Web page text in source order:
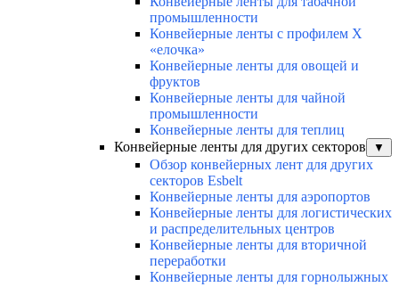
промышленности
Конвейерные ленты с профилем Х
«елочка»
Конвейерные ленты для овощей и
фруктов
Конвейерные ленты для чайной
промышленности
Конвейерные ленты для теплиц
Конвейерные ленты для других секторов
▼
Обзор конвейерных лент для других
секторов Esbelt
Конвейерные ленты для аэропортов
Конвейерные ленты для логистических
и распределительных центров
Конвейерные ленты для вторичной
переработки
Конвейерные ленты для горнолыжных